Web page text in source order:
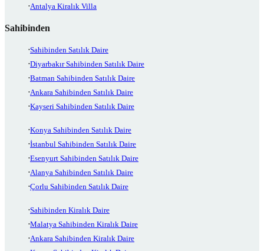
Antalya Kiralık Villa
Sahibinden
Sahibinden Satılık Daire
Diyarbakır Sahibinden Satılık Daire
Batman Sahibinden Satılık Daire
Ankara Sahibinden Satılık Daire
Kayseri Sahibinden Satılık Daire
Konya Sahibinden Satılık Daire
İstanbul Sahibinden Satılık Daire
Esenyurt Sahibinden Satılık Daire
Alanya Sahibinden Satılık Daire
Çorlu Sahibinden Satılık Daire
Sahibinden Kiralık Daire
Malatya Sahibinden Kiralık Daire
Ankara Sahibinden Kiralık Daire